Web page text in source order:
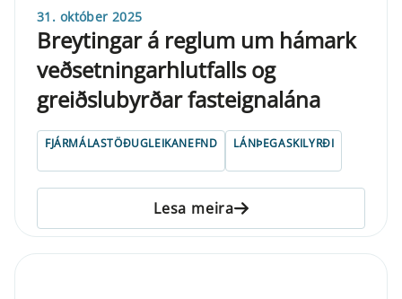
31. október 2025
Breytingar á reglum um hámark
veðsetningarhlutfalls og
greiðslubyrðar fasteignalána
FJÁRMÁLASTÖÐUGLEIKANEFND LÁNÞEGASKILYRÐI
Lesa meira